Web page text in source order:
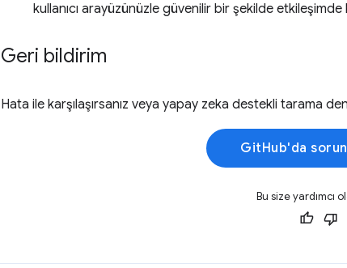
kullanıcı arayüzünüzle güvenilir bir şekilde etkileşimde
Geri bildirim
Hata ile karşılaşırsanız veya yapay zeka destekli tarama
GitHub'da
Bu size yardımcı